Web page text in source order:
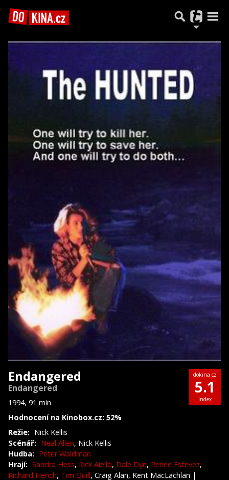
Endangered
Endangered
1994, 91 min
Hodnocení na Kinobox.cz: 52%
dokina.cz
5.1
index
Režie: Nick Kellis
Scénář: Neal Allen, Nick Kellis
Hudba: Peter Waldman
Hrají: Sandra Hess, Rick Aiello, Dale Dye, Renée Estevez,
Richard Hench, Tim Quill, Craig Alan, Kent MacLachlan |